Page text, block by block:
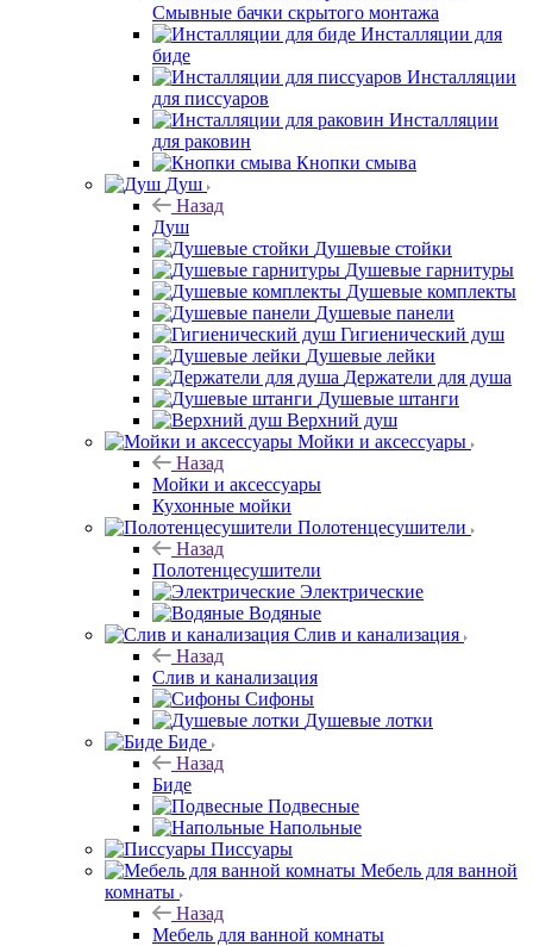
Смывные бачки скрытого монтажа
Инсталляции для
биде
Инсталляции
для писсуаров
Инсталляции
для раковин
Кнопки смыва
Душ
Назад
Душ
Душевые стойки
Душевые гарнитуры
Душевые комплекты
Душевые панели
Гигиенический душ
Душевые лейки
Держатели для душа
Душевые штанги
Верхний душ
Мойки и аксессуары
Назад
Мойки и аксессуары
Кухонные мойки
Полотенцесушители
Назад
Полотенцесушители
Электрические
Водяные
Слив и канализация
Назад
Слив и канализация
Сифоны
Душевые лотки
Биде
Назад
Биде
Подвесные
Напольные
Писсуары
Мебель для ванной
комнаты
Назад
Мебель для ванной комнаты